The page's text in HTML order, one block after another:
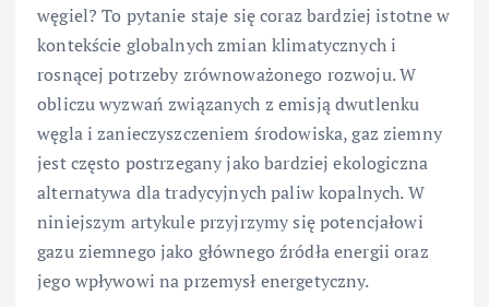
węgiel? To pytanie staje się coraz bardziej istotne w
kontekście globalnych zmian klimatycznych i
rosnącej potrzeby zrównoważonego rozwoju. W
obliczu wyzwań związanych z emisją dwutlenku
węgla i zanieczyszczeniem środowiska, gaz ziemny
jest często postrzegany jako bardziej ekologiczna
alternatywa dla tradycyjnych paliw kopalnych. W
niniejszym artykule przyjrzymy się potencjałowi
gazu ziemnego jako głównego źródła energii oraz
jego wpływowi na przemysł energetyczny.